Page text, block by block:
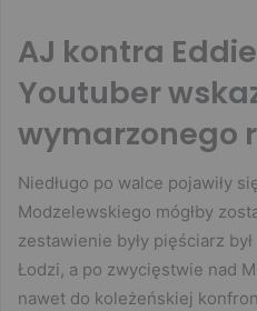
AJ kontra
Youtuber
wymarzonego
Niedługo po walce pojawiły
Modzelewskiego mógłby
zestawienie były pięściarz
Łodzi, a po zwycięstwie nad
nawet do koleżeńskiej